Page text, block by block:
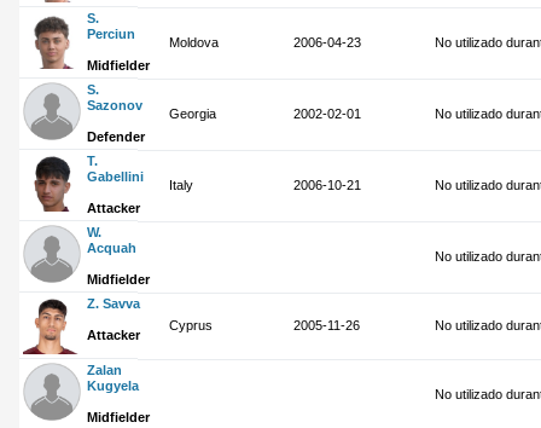
S.
Perciun
Midfielder
Moldova 2006-04-23 No utilizado
S.
Sazonov
Defender
Georgia 2002-02-01 No utilizado
T.
Gabellini
Attacker
Italy 2006-10-21 No utilizado
W.
Acquah
Midfielder
No utilizado
Z. Savva
Attacker
Cyprus 2005-11-26 No utilizado
Zalan
Kugyela
Midfielder
No utilizado